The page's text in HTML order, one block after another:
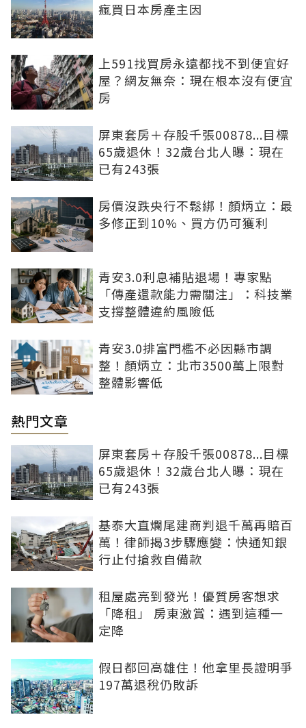
瘋買日本房產主因
上591找買房永遠都找不到便宜好
屋？網友無奈：現在根本沒有便宜
房
屏東套房＋存股千張00878...目標
65歲退休！32歲台北人曝：現在
已有243張
房價沒跌央行不鬆綁！顏炳立：最
多修正到10%、買方仍可獲利
青安3.0利息補貼退場！專家點
「傳產還款能力需關注」：科技業
支撐整體違約風險低
青安3.0排富門檻不必因縣市調
整！顏炳立：北市3500萬上限對
整體影響低
熱門文章
屏東套房＋存股千張00878...目標
65歲退休！32歲台北人曝：現在
已有243張
基泰大直爛尾建商判退千萬再賠百
萬！律師揭3步驟應變：快通知銀
行止付搶救自備款
租屋處亮到發光！優質房客想求
「降租」 房東激賞：遇到這種一
定降
假日都回高雄住！他拿里長證明爭
197萬退稅仍敗訴